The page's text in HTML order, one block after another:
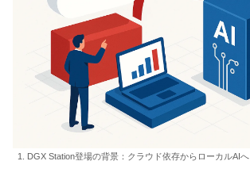
1. DGX Station登場の背景：クラウド依存からローカルAIへ